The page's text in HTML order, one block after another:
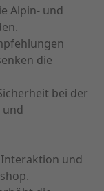
Alpin- und
die
bei der
und